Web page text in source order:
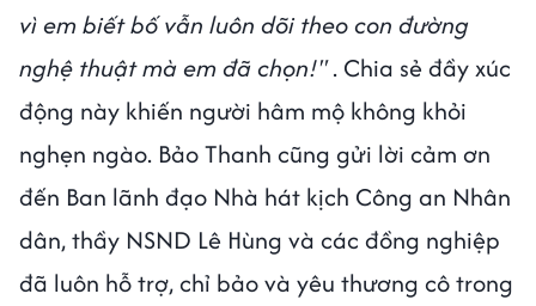
vì em biết bố vẫn luôn dõi theo con đường
nghệ thuật mà em đã chọn!". Chia sẻ đầy xúc
động này khiến người hâm mộ không khỏi
nghẹn ngào. Bảo Thanh cũng gửi lời cảm ơn
đến Ban lãnh đạo Nhà hát kịch Công an Nhân
dân, thầy NSND Lê Hùng và các đồng nghiệp
đã luôn hỗ trợ, chỉ bảo và yêu thương cô trong